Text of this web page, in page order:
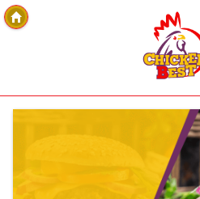
Copyright Des-click